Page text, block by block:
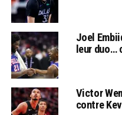
Joel
leur duo…
Victor
contre